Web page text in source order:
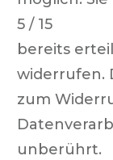
5 / 15
bereits
widerrufen.
zum
unberührt.